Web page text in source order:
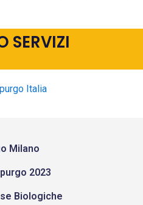
SERVIZI
Italia
Milano
2023
Biologiche